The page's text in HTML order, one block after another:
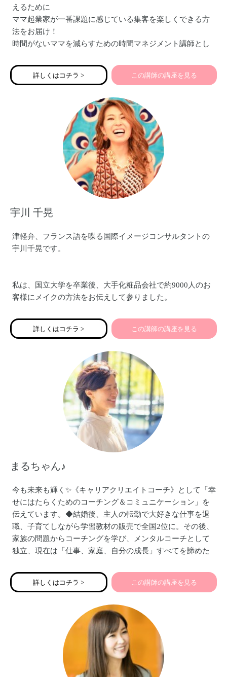
えるために
ママ起業家が一番課題に感じている集客を楽しくできる方
法をお届け！
時間がないママを減らすための時間マネジメント講師とし
詳しくはコチラ > この講師の講座を見る
宇川 千晃
津軽弁、フランス語を喋る国際イメージコンサルタントの
宇川千晃です。
私は、国立大学を卒業後、大手化粧品会社で約9000人のお
客様にメイクの方法をお伝えして参りました。
フランスとアフリカでの生活の中で刺激を受け、帰国後、
以後、ファッションや美容に関心持つ多くの方に、自分で
自分をホメたくなる「らしい服」の選び方・着方を日々お
伝えしております。
「私服力で至福力アップ」がキーワード♬
ルでウェディング・コンサルタントもさせて頂いておりま
す。
詳しくはコチラ > この講師の講座を見る
まるちゃん♪
今も未来も輝く✨《キャリアクリエイトコーチ》として「幸
せにはたらくためのコーチング＆コミュニケーション」を
伝えています。◆結婚後、主人の転勤で大好きな仕事を退
職、子育てしながら学習教材の販売で全国2位に。その後、
家族の問題からコーチングを学び、メンタルコーチとして
独立、現在は「仕事、家庭、自分の成長」すべてを諦めた
援職の方をサポートしています◆企業研修講師、オンライ
ン研修・テクニカルサポート実施、コーチングスクール講
コーチングに取り入れています。
詳しくはコチラ > この講師の講座を見る